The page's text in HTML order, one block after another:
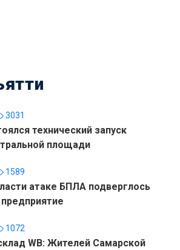
3031
технический запуск
площади
1589
атаке БПЛА подверглось
1072
WB: Жителей Самарской